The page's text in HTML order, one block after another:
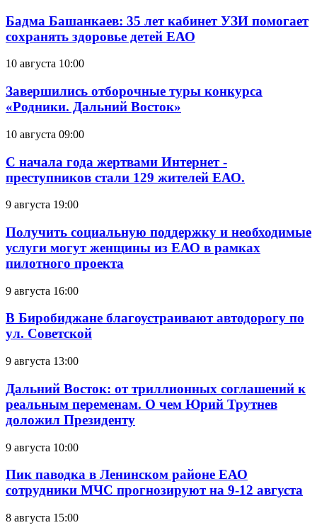
Бадма Башанкаев: 35 лет кабинет УЗИ помогает
сохранять здоровье детей ЕАО
10 августа 10:00
Завершились отборочные туры конкурса
«Родники. Дальний Восток»
10 августа 09:00
С начала года жертвами Интернет -
преступников стали 129 жителей ЕАО.
9 августа 19:00
Получить социальную поддержку и необходимые
услуги могут женщины из ЕАО в рамках
пилотного проекта
9 августа 16:00
В Биробиджане благоустраивают автодорогу по
ул. Советской
9 августа 13:00
Дальний Восток: от триллионных соглашений к
реальным переменам. О чем Юрий Трутнев
доложил Президенту
9 августа 10:00
Пик паводка в Ленинском районе ЕАО
сотрудники МЧС прогнозируют на 9-12 августа
8 августа 15:00